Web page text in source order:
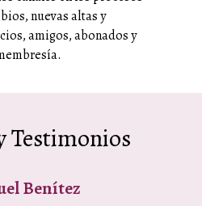
nuevas altas y
amigos, abonados y
Testimonios
Benítez